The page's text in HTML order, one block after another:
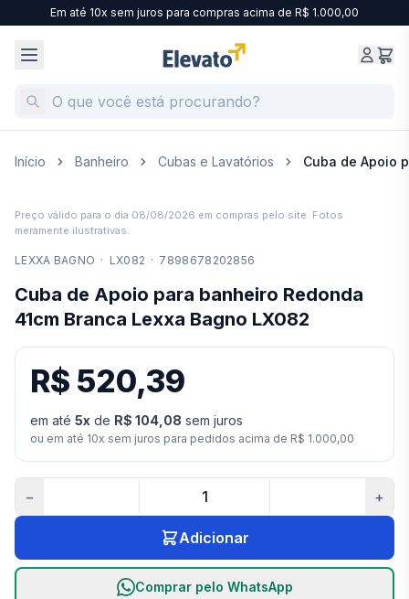
Em até 10x sem juros para compras acima de R$ 1.000,00
Início Banheiro Cubas e Lavatórios Cuba de Apoio
Preço válido para o dia 08/08/2026 em compras pelo site. Fotos
meramente ilustrativas.
LEXXA BAGNO · LX082 · 7898678202856
Cuba de Apoio para banheiro Redonda
41cm Branca Lexxa Bagno LX082
R$ 520,39
em até 5x de R$ 104,08 sem juros
ou em até 10x sem juros para pedidos acima de R$ 1.000,00
− +
Adicionar
Comprar pelo WhatsApp